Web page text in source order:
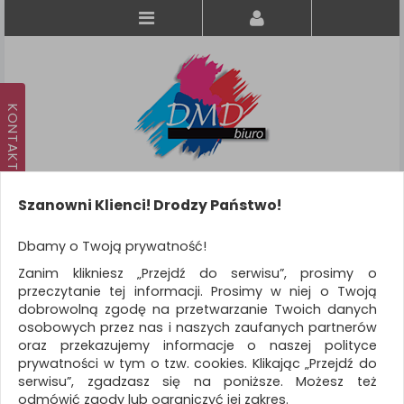
KATEGORIE
WSZYSTKIE KATEGORIE
FILTRY
Więcej
Szanowni Klienci! Drodzy Państwo!
Dbamy o Twoją prywatność!
Zanim klikniesz „Przejdź do serwisu”, prosimy o
przeczytanie tej informacji. Prosimy w niej o Twoją
dobrowolną zgodę na przetwarzanie Twoich danych
osobowych przez nas i naszych zaufanych partnerów
oraz przekazujemy informacje o naszej polityce
prywatności w tym o tzw. cookies. Klikając „Przejdź do
serwisu”, zgadzasz się na poniższe. Możesz też
odmówić zgody lub ograniczyć jej zakres.